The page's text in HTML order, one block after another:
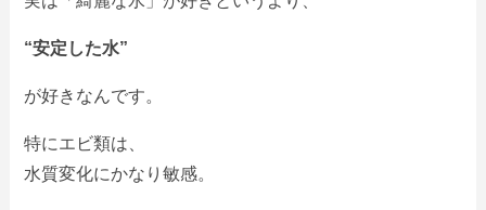
“安定した水”
が好きなんです。
特にエビ類は、
水質変化にかなり敏感。